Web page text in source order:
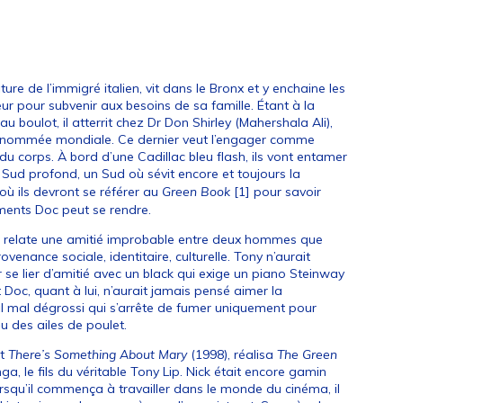
de l’immigré italien, vit dans le Bronx et y enchaine les
pour subvenir aux besoins de sa famille. Étant à la
boulot, il atterrit chez Dr Don Shirley (Mahershala Ali),
mondiale. Ce dernier veut l’engager comme
corps. À bord d’une Cadillac bleu flash, ils vont entamer
profond, un Sud où sévit encore et toujours la
ils devront se référer au Green Book [1] pour savoir
Doc peut se rendre.
relate une amitié improbable entre deux hommes que
sociale, identitaire, culturelle. Tony n’aurait
lier d’amitié avec un black qui exige un piano Steinway
quant à lui, n’aurait jamais pensé aimer la
dégrossi qui s’arrête de fumer uniquement pour
des ailes de poulet.
There’s Something About Mary (1998), réalisaThe Green
le fils du véritable Tony Lip. Nick était encore gamin
commença à travailler dans le monde du cinéma, il